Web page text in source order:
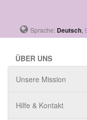
Sprache: Deutsch,
ÜBER UNS
Unsere Mission
Hilfe & Kontakt